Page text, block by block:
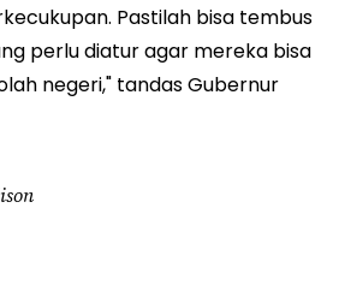
Pastilah bisa tembus
perlu diatur agar mereka bisa
negeri," tandas Gubernur